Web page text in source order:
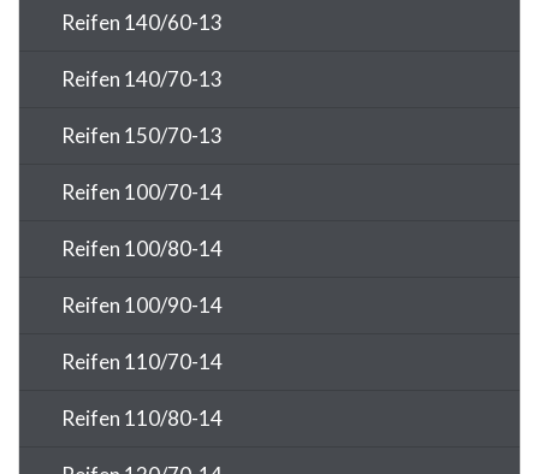
Reifen 140/60-13
Reifen 140/70-13
Reifen 150/70-13
Reifen 100/70-14
Reifen 100/80-14
Reifen 100/90-14
Reifen 110/70-14
Reifen 110/80-14